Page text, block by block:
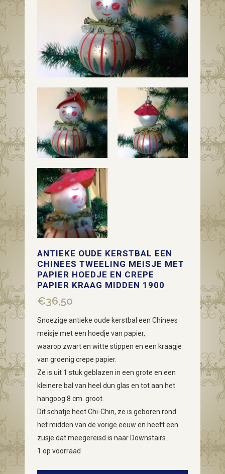
ANTIEKE OUDE KERSTBAL EEN
CHINEES TWEELING MEISJE MET
PAPIER HOEDJE EN CREPE
PAPIER KRAAG MIDDEN 1900
€36,50
Snoezige antieke oude kerstbal een Chinees
meisje met een hoedje van papier,
waarop zwart en witte stippen en een kraagje
van groenig crepe papier.
Ze is uit 1 stuk geblazen in een grote en een
kleinere bal van heel dun glas en tot aan het
hangoog 8 cm. groot.
Dit schatje heet Chi-Chin, ze is geboren rond
het midden van de vorige eeuw en heeft een
zusje dat meegereisd is naar Downstairs.
1 op voorraad